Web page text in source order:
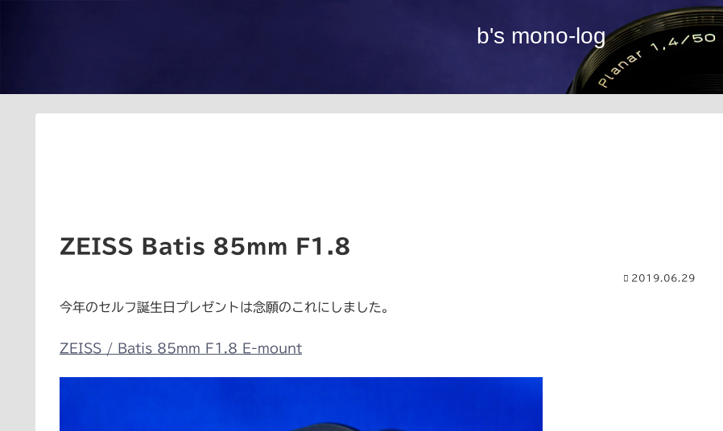
b's mono-log
ZEISS Batis 85mm F1.8
2019.06.29
今年のセルフ誕生日プレゼントは念願のこれにしました。
ZEISS / Batis 85mm F1.8 E-mount